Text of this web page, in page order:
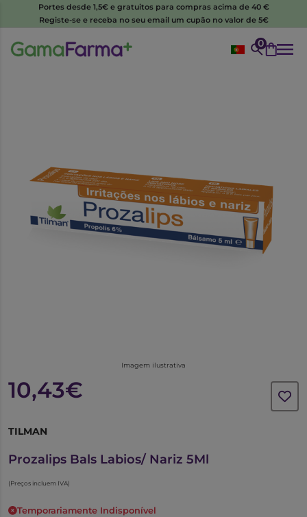
Portes desde 1,5€ e gratuitos para compras acima de 40 €
Registe-se e receba no seu email um cupão no valor de 5€
0
Imagem ilustrativa
10,43€
TILMAN
Prozalips Bals Labios/ Nariz 5Ml
(Preços incluem IVA)
Temporariamente Indisponível